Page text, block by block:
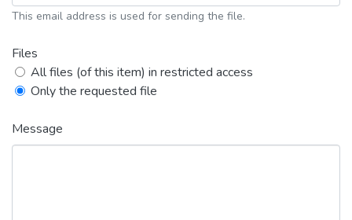
This email address is used for sending the file.
Files
All files (of this item) in restricted access
Only the requested file
Message